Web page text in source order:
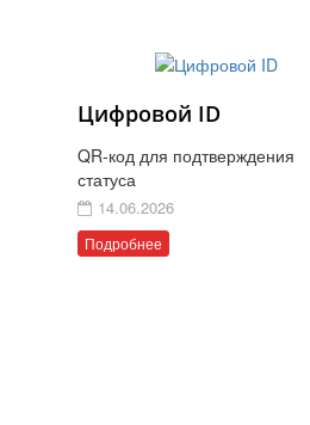
Цифровой ID
QR-код для подтверждения
статуса
14.06.2026
Подробнее